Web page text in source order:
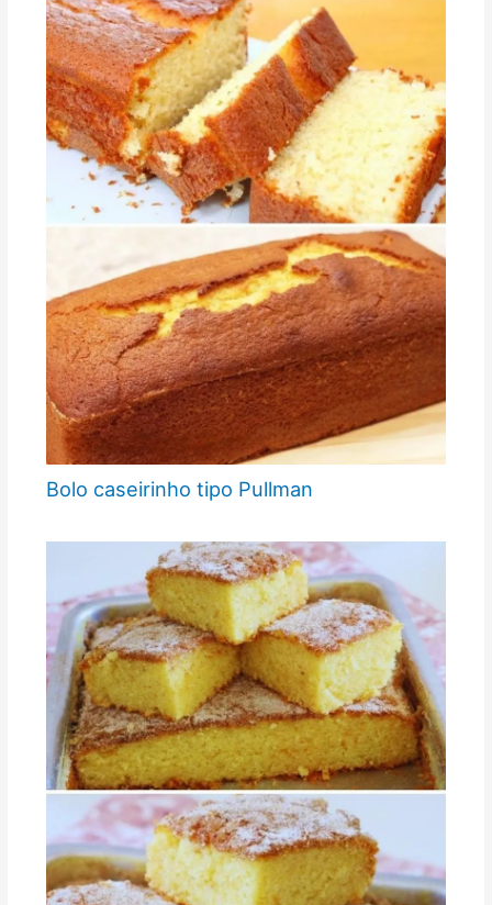
Bolo caseirinho tipo Pullman